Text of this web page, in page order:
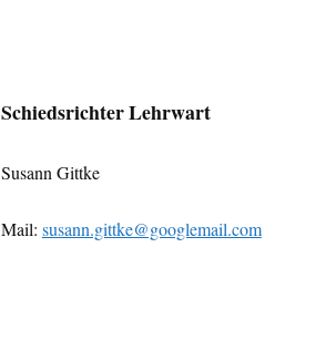
Schiedsrichter Lehrwart
Susann Gittke
Mail: susann.gittke@googlemail.com